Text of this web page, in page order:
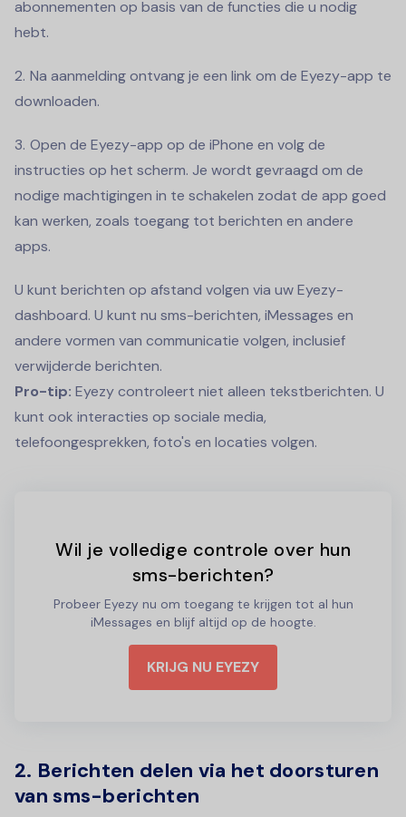
abonnementen op basis van de functies die u nodig
hebt.
Na aanmelding ontvang je een link om de Eyezy-app te
downloaden.
Open de Eyezy-app op de iPhone en volg de
instructies op het scherm. Je wordt gevraagd om de
nodige machtigingen in te schakelen zodat de app goed
kan werken, zoals toegang tot berichten en andere
apps.
U kunt berichten op afstand volgen via uw Eyezy-
dashboard. U kunt nu sms-berichten, iMessages en
andere vormen van communicatie volgen, inclusief
verwijderde berichten.
Pro-tip: Eyezy controleert niet alleen tekstberichten. U
kunt ook interacties op sociale media,
telefoongesprekken, foto's en locaties volgen.
Wil je volledige controle over hun
sms-berichten?
Probeer Eyezy nu om toegang te krijgen tot al hun
iMessages en blijf altijd op de hoogte.
KRIJG NU EYEZY
2. Berichten delen via het doorsturen
van sms-berichten